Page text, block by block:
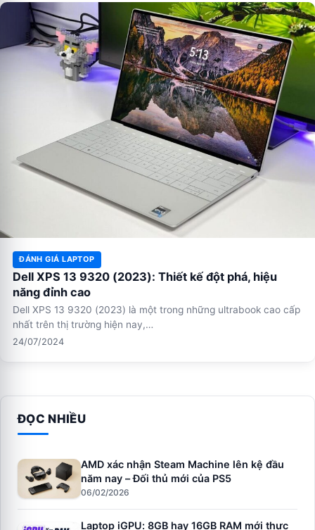
ĐÁNH GIÁ LAPTOP
Dell XPS 13 9320 (2023): Thiết kế đột phá, hiệu
năng đỉnh cao
Dell XPS 13 9320 (2023) là một trong những ultrabook cao cấp
nhất trên thị trường hiện nay,…
24/07/2024
ĐỌC NHIỀU
AMD xác nhận Steam Machine lên kệ đầu
năm nay – Đối thủ mới của PS5
06/02/2026
Laptop iGPU: 8GB hay 16GB RAM mới thực